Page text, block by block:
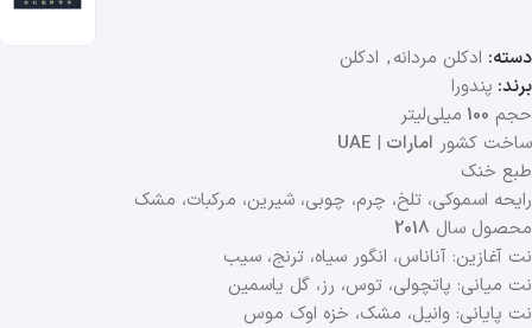
دسته: ادکلن مردانه, ادکلن
برند: پندورا
حجم 100 میلی‌لیتر
ساخت کشور امارات |
UAE
طبع خنک
رایحه اسموکی، تلخ، چرم، چوبی، شیرین، مرکبات، مشک
محصول سال 2018
نت آغازین: آناناس، انگور سیاه، ترنج، سیب
نت میانی: پاتچولی، توس، رز، گل یاسمین
نت پایانی: وانیل، مشک، خزه اوک موس